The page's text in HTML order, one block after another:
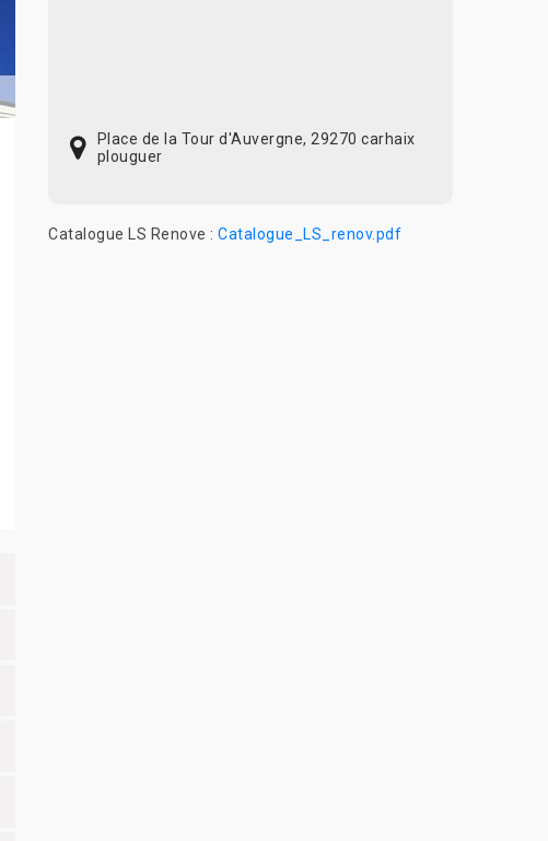
Place de la Tour d'Auvergne, 29270 carhaix
plouguer
Catalogue LS Renove : Catalogue_LS_renov.pdf